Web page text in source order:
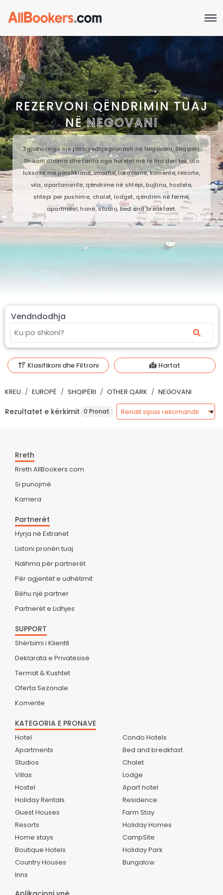
REZERVONI QËNDRIMIN TUAJ
NËNEGOVANI
Zgjidhni nga një përzgjedhje pronash në Negovani, Shqipëri.
Shikoni dhoma dhe tarifa nga hotelet më të lira deri tek ato
luksoze me përshkrime, imazhe, lokacione, komente, resorte,
vila, apartamente, qëndrime në shtëpi, bujtina, hostele,
shtepi per pushime, chalet, lodget, qëndrim në fermë,
aparthotel, hanë, studio, bed and breakfast.
Vendndodhja
Klasifikoni dhe Filtroni Hartat
KREU EUROPË SHQIPËRI OTHER QARK NEGOVANI
Rezultatet e kërkimit 0 Pronat
Rreth
Rreth AllBookers.com
Si punojmë
Karriera
Partnerët
Hyrja në Extranet
Listoni pronën tuaj
Ndihma për partnerët
Për agjentët e udhëtimit
Bëhu një partner
Partnerët e Lidhjes
SUPPORT
Shërbimi i Klientit
Deklarata e Privatësisë
Termat & Kushtet
Oferta Sezonale
Komente
KATEGORIA E PRONAVE
Hotel
Apartments
Studios
Villas
Hostel
Holiday Rentals
Guest Houses
Resorts
Home stays
Boutique Hotels
Country Houses
Inns
Condo Hotels
Bed and breakfast
Chalet
Lodge
Apart hotel
Residence
Farm Stay
Holiday Homes
CampSite
Holiday Park
Bungalow